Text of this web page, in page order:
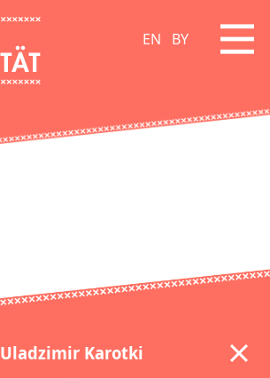
EN BY
Uladzimir Karotki